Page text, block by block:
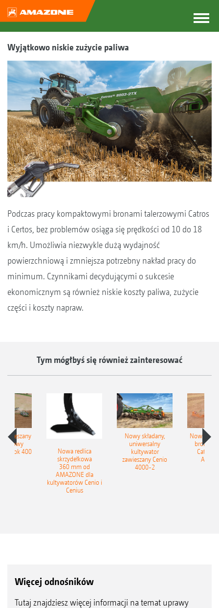
Wyjątkowo niskie zużycie paliwa
Podczas pracy kompaktowymi bronami talerzowymi Catros
i Certos, bez problemów osiąga się prędkości od 10 do 18
km/h. Umożliwia niezwykle dużą wydajność
powierzchniową i zmniejsza potrzebny nakład pracy do
minimum. Czynnikami decydującymi o sukcesie
ekonomicznym są również niskie koszty paliwa, zużycie
części i koszty napraw.
Tym mógłbyś się również zainteresować
Tyrok 400
Nowa redlica
skrzydełkowa
360 mm od
AMAZONE dla
kultywatorów Cenio i
Cenius
Nowy składany,
uniwersalny
kultywator
zawieszany Cenio
4000-2
Nowe
brony
Więcej odnośników
Tutaj znajdziesz więcej informacji na temat uprawy